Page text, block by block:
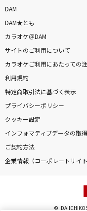
DAM
DAM★とも
カラオケ＠DAM
サイトのご利用について
カラオケご利用にあたっての
利用規約
特定商取引法に基づく表示
プライバシーポリシー
クッキー設定
インフォマティブデータの取
ご契約方法
企業情報（コーポレートサイト
©